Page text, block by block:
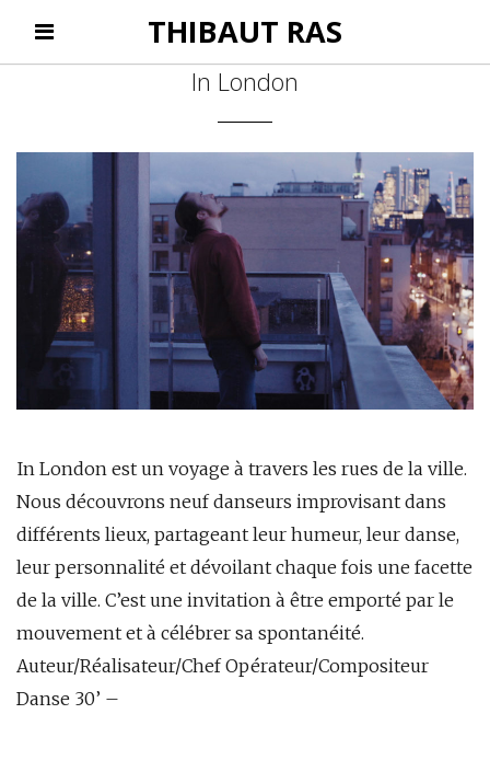
THIBAUT RAS
In London
In London est un voyage à travers les rues de la ville.
Nous découvrons neuf danseurs improvisant dans
différents lieux, partageant leur humeur, leur danse,
leur personnalité et dévoilant chaque fois une facette
de la ville. C’est une invitation à être emporté par le
mouvement et à célébrer sa spontanéité.
Auteur/Réalisateur/Chef Opérateur/Compositeur
Danse 30’ –